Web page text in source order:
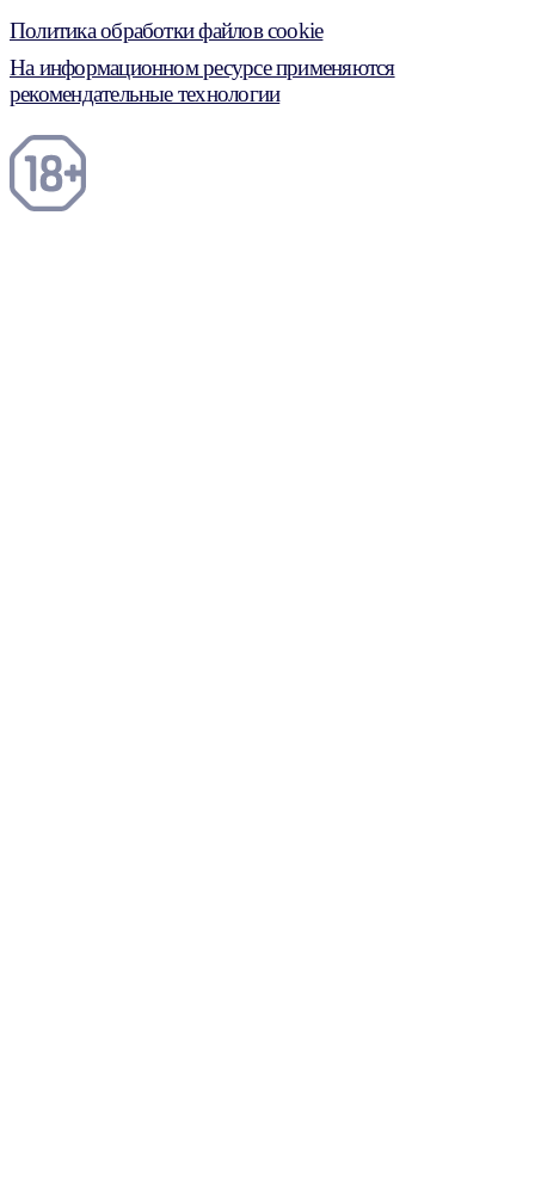
Политика обработки файлов cookie
На информационном ресурсе применяются
рекомендательные технологии